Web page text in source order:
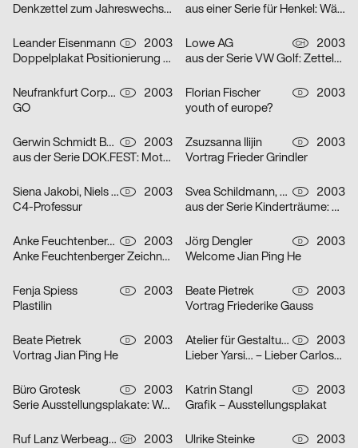
Denkzettel zum Jahreswechsel: Öl
aus einer Serie für Henkel: Wäscheklammern
Leander Eisenmann D
2003
Doppelplakat Positionierung – Design und Architektur, von der Ausbildung zum Beruf?
Lowe AG CH
2003
aus der Serie VW Golf: Zettelplakat
Neufrankfurt Corporate Design GmbH D
2003
GO
Florian Fischer D
2003
youth of europe?
Gerwin Schmidt Büro für visuelle Gestaltung D
2003
aus der Serie DOK.FEST: Motiv Schrei – Motiv Kuss
Zsuzsanna Ilijin D
2003
Vortrag Frieder Grindler
Siena Jakobi, Niels Verhaag D
2003
C4-Professur
Svea Schildmann, Kathrin Nahlik D
2003
aus der Serie Kinderträume: Feuerwehr
Anke Feuchtenberger D
2003
Anke Feuchtenberger Zeichnungen
Jörg Dengler D
2003
Welcome Jian Ping He
Fenja Spiess D
2003
Plastilin
Beate Pietrek D
2003
Vortrag Friederike Gauss
Beate Pietrek D
2003
Vortrag Jian Ping He
Atelier für Gestaltung D
2003
Lieber Yarsi… – Lieber Carlos… – Serie von zwei Plakaten
Büro Grotesk D
2003
Serie Ausstellungsplakate: Wolfgang Vetten – Jürgen Paas – Kunstauktion
Katrin Stangl D
2003
Grafik – Ausstellungsplakat
Ruf Lanz Werbeagentur AG CH
2003
Ulrike Steinke D
2003